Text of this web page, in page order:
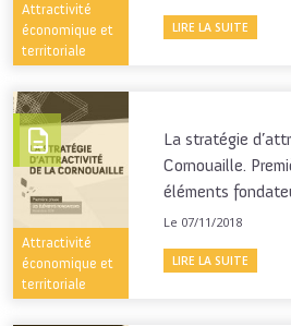
Attractivité
économique et
territoriale
LIRE LA SUITE
Attractivité
économique et
territoriale
La stratégie
Cornouaille.
éléments
Le 07/11/2018
LIRE LA SUITE